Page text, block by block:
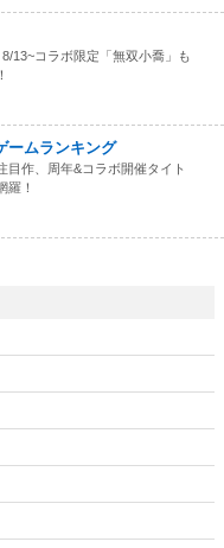
13~コラボ限定「無双小喬」も
ームランキング
目作、周年&コラボ開催タイト
羅！